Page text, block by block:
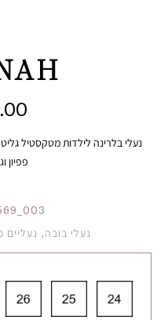
נעלי בלרינה לילדות מטקסטיל
פפיון
נעלי בובה, נעליים